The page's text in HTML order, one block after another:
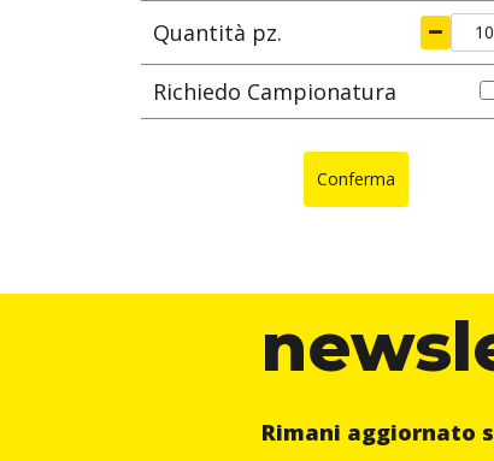
Quantità pz.
Richiedo Campionatura
Conferma
Rimani aggiornato